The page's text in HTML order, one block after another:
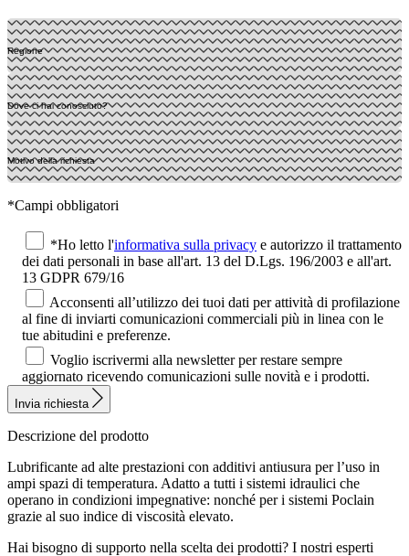
*Campi obbligatori
*Ho letto l'informativa sulla privacy e autorizzo il trattamento
dei dati personali in base all'art. 13 del D.Lgs. 196/2003 e all'art.
13 GDPR 679/16
Acconsenti all’utilizzo dei tuoi dati per attività di profilazione
al fine di inviarti comunicazioni commerciali più in linea con le
tue abitudini e preferenze.
Voglio iscrivermi alla newsletter per restare sempre
aggiornato ricevendo comunicazioni sulle novità e i prodotti.
Invia richiesta
Descrizione del prodotto
Lubrificante ad alte prestazioni con additivi antiusura per l’uso in
ampi spazi di temperatura. Adatto a tutti i sistemi idraulici che
operano in condizioni impegnative: nonché per i sistemi Poclain
grazie al suo indice di viscosità elevato.
Hai bisogno di supporto nella scelta dei prodotti? I nostri esperti